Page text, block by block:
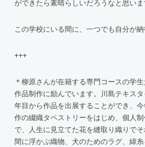
ができたら素晴らしいだろうなと思いま
この学校にいる間に、一つでも自分が
+++
＊柳原さんが在籍する専門コースの学
作品制作に励んでいます。川島テキス
年目から作品を出展することができ、
作の綴織タペストリーをはじめ、個人
で、人生に見立てた花を縫取り織りで
間に浮かぶ織物、犬のためのラグ、緯